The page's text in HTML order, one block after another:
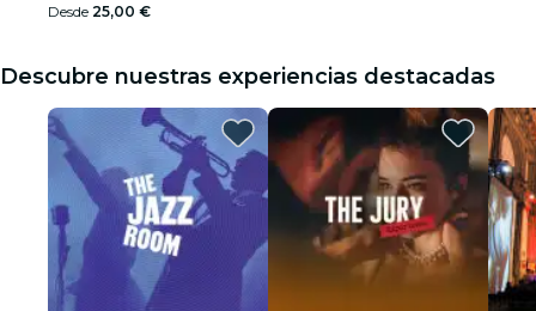
Desde 25,00 €
Descubre nuestras experiencias destacadas